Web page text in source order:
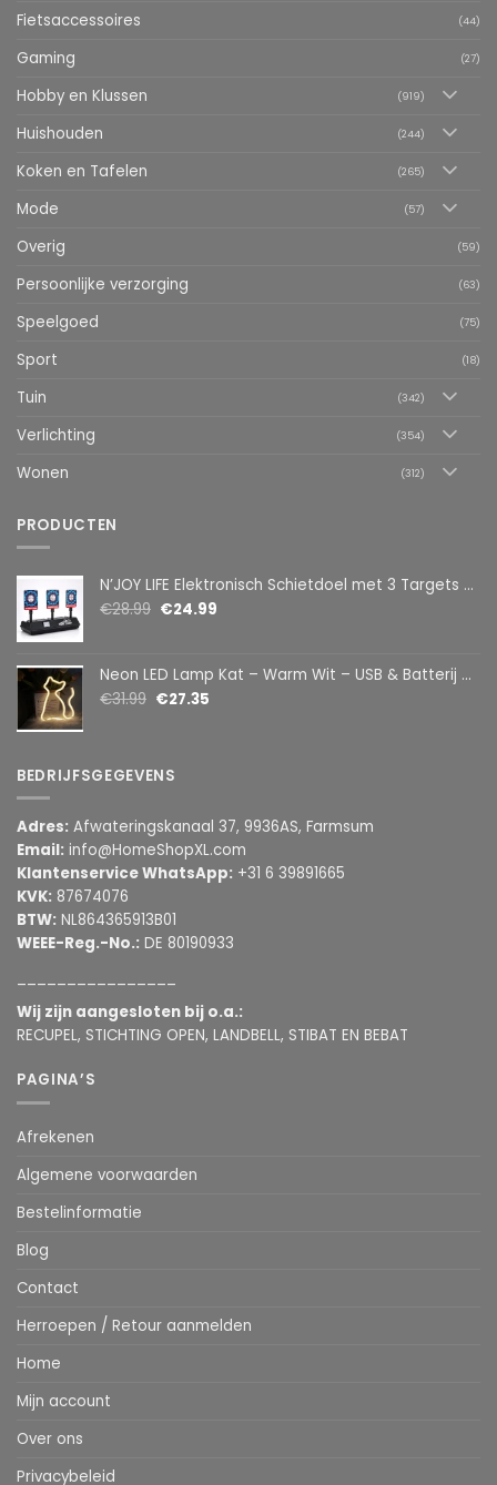
Fietsaccessoires (44)
Gaming (27)
Hobby en Klussen (919)
Huishouden (244)
Koken en Tafelen (265)
Mode (57)
Overig (59)
Persoonlijke verzorging (63)
Speelgoed (75)
Sport (18)
Tuin (342)
Verlichting (354)
Wonen (312)
PRODUCTEN
N’JOY LIFE Elektronisch Schietdoel met 3 Targets – Automatische Reset – Digitaal Scorebord – voor Foam Darts
€28.99 €24.99
Neon LED Lamp Kat – Warm Wit – USB & Batterij – Decoratieve Tafellamp voor Kinderkamer – 28,5 x 24,5 cm
€31.99 €27.35
BEDRIJFSGEGEVENS
Adres: Afwateringskanaal 37, 9936AS, Farmsum
Email: info@HomeShopXL.com
Klantenservice WhatsApp: +31 6 39891665
KVK: 87674076
BTW: NL864365913B01
WEEE-Reg.-No.: DE 80190933
Wij zijn aangesloten bij o.a.:
RECUPEL, STICHTING OPEN, LANDBELL, STIBAT EN BEBAT
PAGINA’S
Afrekenen
Algemene voorwaarden
Bestelinformatie
Blog
Contact
Herroepen / Retour aanmelden
Home
Mijn account
Over ons
Privacybeleid